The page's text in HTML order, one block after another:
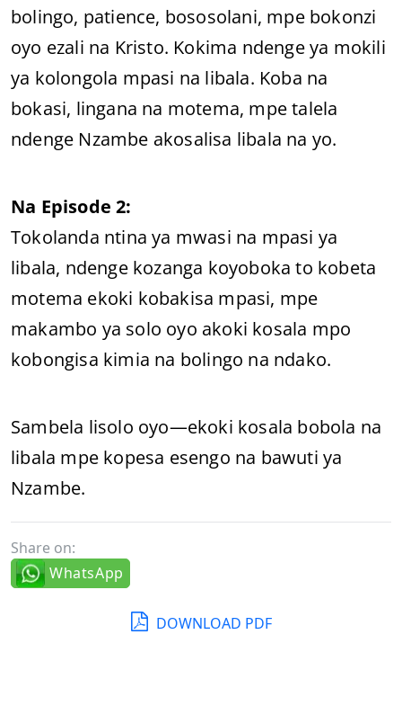
bolingo, patience, bososolani, mpe bokonzi
oyo ezali na Kristo. Kokima ndenge ya mokili
ya kolongola mpasi na libala. Koba na
bokasi, lingana na motema, mpe talela
ndenge Nzambe akosalisa libala na yo.
Na Episode 2:
Tokolanda ntina ya mwasi na mpasi ya
libala, ndenge kozanga koyoboka to kobeta
motema ekoki kobakisa mpasi, mpe
makambo ya solo oyo akoki kosala mpo
kobongisa kimia na bolingo na ndako.
Sambela lisolo oyo—ekoki kosala bobola na
libala mpe kopesa esengo na bawuti ya
Nzambe.
Share on:
WhatsApp
DOWNLOAD PDF